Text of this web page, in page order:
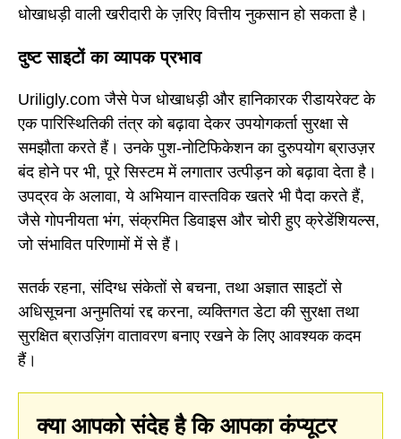
धोखाधड़ी वाली खरीदारी के ज़रिए वित्तीय नुकसान हो सकता है।
दुष्ट साइटों का व्यापक प्रभाव
Uriligly.com जैसे पेज धोखाधड़ी और हानिकारक रीडायरेक्ट के
एक पारिस्थितिकी तंत्र को बढ़ावा देकर उपयोगकर्ता सुरक्षा से
समझौता करते हैं। उनके पुश-नोटिफिकेशन का दुरुपयोग ब्राउज़र
बंद होने पर भी, पूरे सिस्टम में लगातार उत्पीड़न को बढ़ावा देता है।
उपद्रव के अलावा, ये अभियान वास्तविक खतरे भी पैदा करते हैं,
जैसे गोपनीयता भंग, संक्रमित डिवाइस और चोरी हुए क्रेडेंशियल्स,
जो संभावित परिणामों में से हैं।
सतर्क रहना, संदिग्ध संकेतों से बचना, तथा अज्ञात साइटों से
अधिसूचना अनुमतियां रद्द करना, व्यक्तिगत डेटा की सुरक्षा तथा
सुरक्षित ब्राउज़िंग वातावरण बनाए रखने के लिए आवश्यक कदम
हैं।
क्या आपको संदेह है कि आपका कंप्यूटर